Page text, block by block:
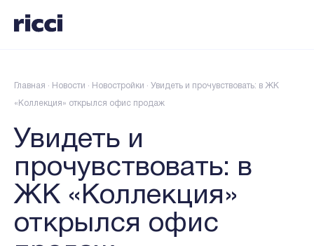
Главная · Новости · Новостройки · Увидеть и прочувствовать: в ЖК
«Коллекция» открылся офис продаж
Увидеть и
прочувствовать: в
ЖК «Коллекция»
открылся офис